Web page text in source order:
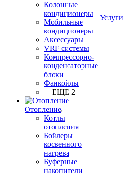
Колонные
кондиционеры
Мобильные
кондиционеры
Аксессуары
VRF системы
Компрессорно-
конденсаторные
блоки
Фанкойлы
+ ЕЩЕ 2
Отопление
Котлы
отопления
Бойлеры
косвенного
нагрева
Буферные
накопители
Услуги